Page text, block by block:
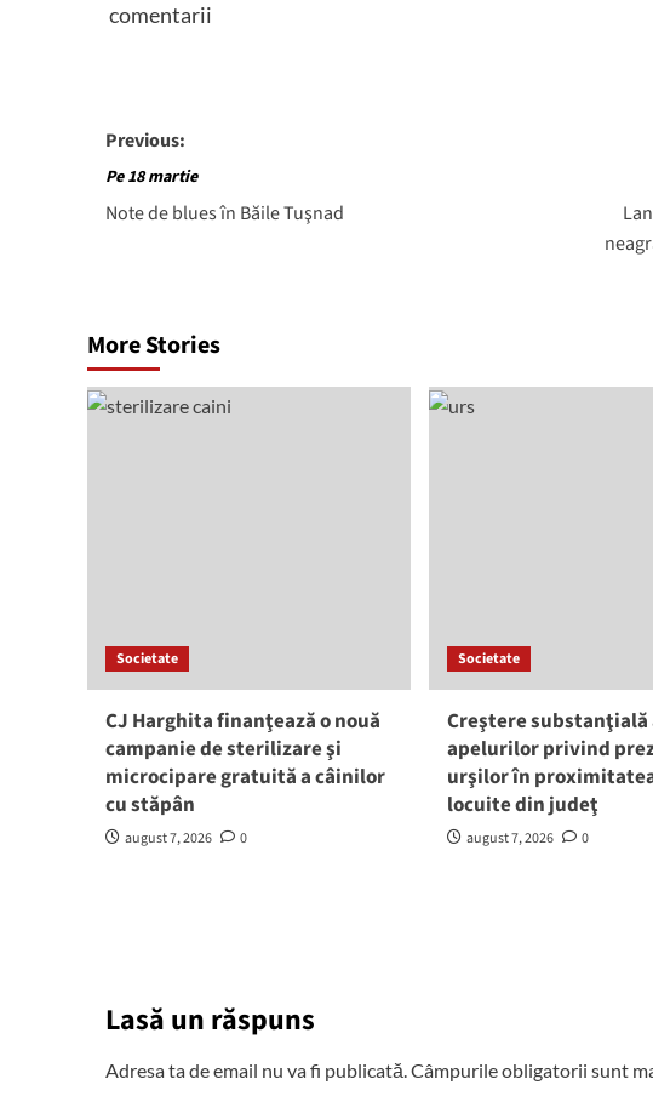
comentarii
Post
navigation
Previous:
Pe 18 martie
Note de blues în Băile Tuşnad
More Stories
Societate
CJ Harghita finanţează o nouă
campanie de sterilizare şi
microcipare gratuită a câinilor
cu stăpân
august 7, 2026 0
Societate
Creştere substanţială
apelurilor privind
urşilor în
locuite din judeţ
august 7, 2026 0
Lasă un răspuns
Adresa ta de email nu va fi publicată.Câmpurile obligatorii sunt